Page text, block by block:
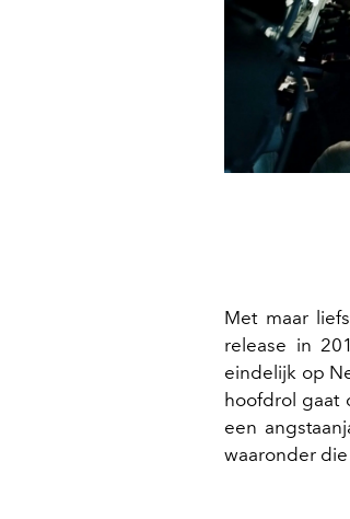
Met maar
release in
eindelijk op
hoofdrol gaat
een
waaronder